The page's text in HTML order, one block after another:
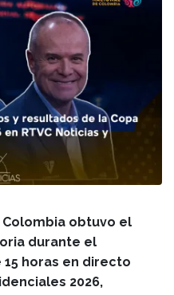
Colombia obtuvo el
durante el
horas en directo
2026,